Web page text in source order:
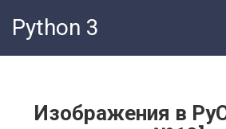
контенту
Python 3
Изображения в